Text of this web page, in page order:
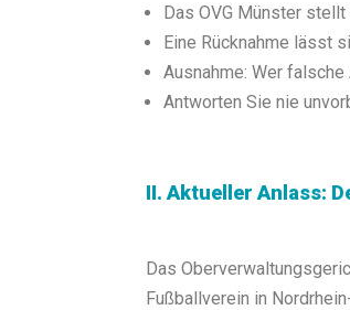
Das OVG Münster
Eine Rücknahme lässt
Ausnahme: Wer
Antworten Sie nie
II. Aktueller Anlass:
Das
Fußballverein in